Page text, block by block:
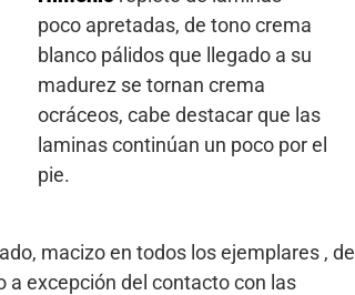
poco apretadas, de tono crema
blanco pálidos que llegado a su
madurez se tornan crema
ocráceos, cabe destacar que las
laminas continúan un poco por el
pie.
macizo en todos los ejemplares , de
excepción del contacto con las